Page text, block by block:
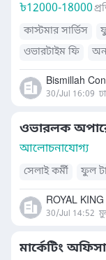
৳12000-18000
কাস্টমার সার্ভিস
ওভারটাইম ফি
Bismillah
30/Jul 16:09
ওভারলক
আলোচনাযোগ্য
সেলাই কর্মী ফুল
ROYAL KING
30/Jul 14:52
মার্কেটিং